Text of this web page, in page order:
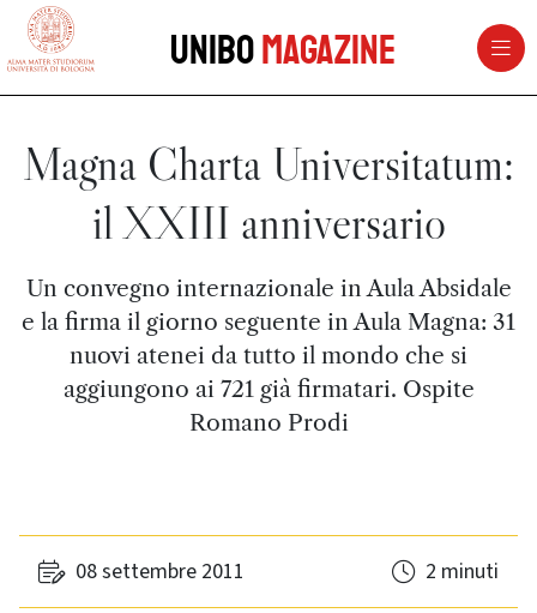
vai al contenuto della pagina
UniboMagazine
Magna Charta Universitatum:
il XXIII anniversario
Un convegno internazionale in Aula Absidale
e la firma il giorno seguente in Aula Magna: 31
nuovi atenei da tutto il mondo che si
aggiungono ai 721 già firmatari. Ospite
Romano Prodi
08 settembre 2011 2 minuti